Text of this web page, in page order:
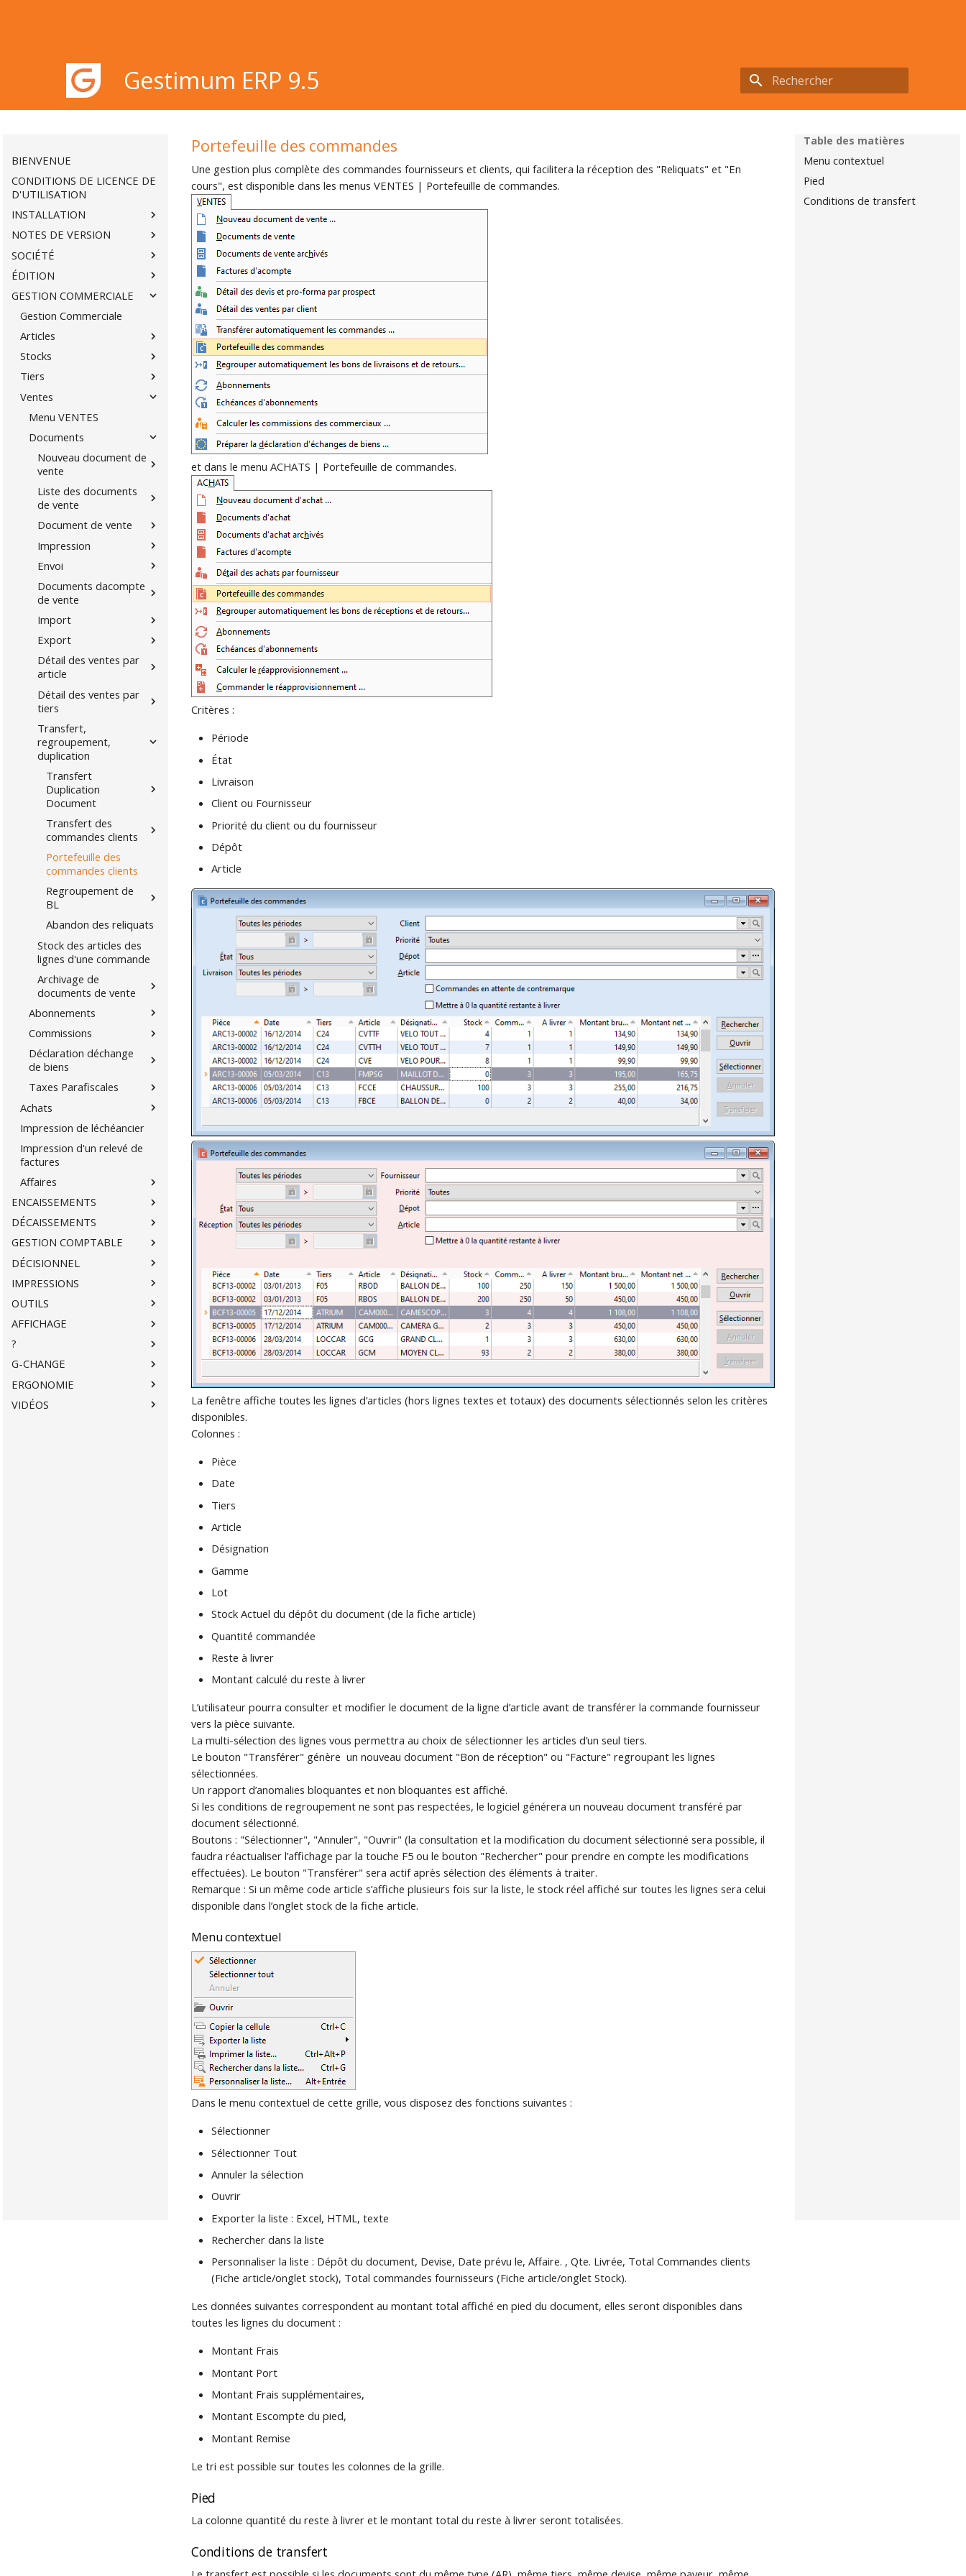
Gestimum ERP 9.5
BIENVENUE
CONDITIONS DE LICENCE DE
D'UTILISATION
INSTALLATION
NOTES DE VERSION
SOCIÉTÉ
ÉDITION
GESTION COMMERCIALE
Gestion Commerciale
Articles
Stocks
Tiers
Ventes
Menu VENTES
Documents
Nouveau document de
vente
Liste des documents
de vente
Document de vente
Impression
Envoi
Documents dacompte
de vente
Import
Export
Détail des ventes par
article
Détail des ventes par
tiers
Transfert,
regroupement,
duplication
Transfert
Duplication
Document
Transfert des
commandes clients
Portefeuille des
commandes clients
Regroupement de
BL
Abandon des reliquats
Stock des articles des
lignes d'une commande
Archivage de
documents de vente
Abonnements
Commissions
Déclaration déchange
de biens
Taxes Parafiscales
Achats
Impression de léchéancier
Impression d'un relevé de
factures
Affaires
ENCAISSEMENTS
DÉCAISSEMENTS
GESTION COMPTABLE
DÉCISIONNEL
IMPRESSIONS
OUTILS
AFFICHAGE
?
G-CHANGE
ERGONOMIE
VIDÉOS
Table des matières
Menu contextuel
Pied
Conditions de transfert
Portefeuille des commandes
Une gestion plus complète des commandes fournisseurs et clients, qui facilitera la réception des "Reliquats" et "En
cours", est disponible dans les menus VENTES | Portefeuille de commandes.
et dans le menu ACHATS | Portefeuille de commandes.
Critères :
Période
État
Livraison
Client ou Fournisseur
Priorité du client ou du fournisseur
Dépôt
Article
La fenêtre affiche toutes les lignes d’articles (hors lignes textes et totaux) des documents sélectionnés selon les critères
disponibles.
Colonnes :
Pièce
Date
Tiers
Article
Désignation
Gamme
Lot
Stock Actuel du dépôt du document (de la fiche article)
Quantité commandée
Reste à livrer
Montant calculé du reste à livrer
L’utilisateur pourra consulter et modifier le document de la ligne d’article avant de transférer la commande fournisseur
vers la pièce suivante.
La multi-sélection des lignes vous permettra au choix de sélectionner les articles d’un seul tiers.
Le bouton "Transférer" génère un nouveau document "Bon de réception" ou "Facture" regroupant les lignes
sélectionnées.
Un rapport d’anomalies bloquantes et non bloquantes est affiché.
Si les conditions de regroupement ne sont pas respectées, le logiciel générera un nouveau document transféré par
document sélectionné.
Boutons : "Sélectionner", "Annuler", "Ouvrir" (la consultation et la modification du document sélectionné sera possible, il
faudra réactualiser l’affichage par la touche F5 ou le bouton "Rechercher" pour prendre en compte les modifications
effectuées). Le bouton "Transférer" sera actif après sélection des éléments à traiter.
Remarque : Si un même code article s’affiche plusieurs fois sur la liste, le stock réel affiché sur toutes les lignes sera celui
disponible dans l’onglet stock de la fiche article.
Menu contextuel
Dans le menu contextuel de cette grille, vous disposez des fonctions suivantes :
Sélectionner
Sélectionner Tout
Annuler la sélection
Ouvrir
Exporter la liste : Excel, HTML, texte
Rechercher dans la liste
Personnaliser la liste : Dépôt du document, Devise, Date prévu le, Affaire. , Qte. Livrée, Total Commandes clients
(Fiche article/onglet stock), Total commandes fournisseurs (Fiche article/onglet Stock).
Les données suivantes correspondent au montant total affiché en pied du document, elles seront disponibles dans
toutes les lignes du document :
Montant Frais
Montant Port
Montant Frais supplémentaires,
Montant Escompte du pied,
Montant Remise
Le tri est possible sur toutes les colonnes de la grille.
Pied
La colonne quantité du reste à livrer et le montant total du reste à livrer seront totalisées.
Conditions de transfert